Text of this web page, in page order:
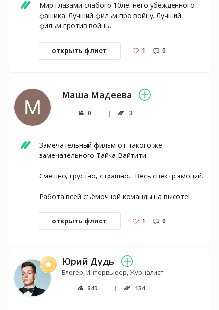
Мир глазами слабого 10летнего убежденного
фашика. Лучший фильм про войну. Лучший
фильм против войны.
открыть флист 1 0
Маша Мадеева
0 3
Замечательный фильм от такого же
замечательного Тайка Вайтити.
Смешно, грустно, страшно... Весь спектр эмоций.
Работа всей съёмочной команды на высоте!
открыть флист 1 0
Юрий Дудь
Блогер, Интервьюер, Журналист
849 134